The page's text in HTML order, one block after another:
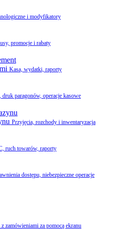
i modyfikatory
promocje i rabaty
Kasa, wydatki, raporty
druk paragonów, operacje kasowe
Przyjęcia, rozchody i inwentaryzacja
ruch towarów, raporty
dostępu, niebezpieczne operacje
z zamówieniami za pomocą ekranu